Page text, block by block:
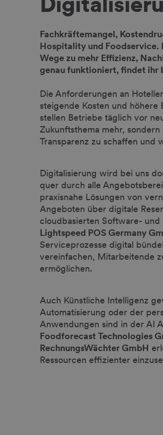
Fachkräftemangel,
Hospitality und Foodservice.
Wege zu mehr Effizienz,
genau funktioniert, findet ihr
Die Anforderungen an
steigende Kosten und
stellen Betriebe täglich vor
Zukunftsthema mehr,
Transparenz zu schaffen und
Digitalisierung wird bei uns
quer durch alle
praxisnahe Lösungen von
Angeboten über digitale
cloudbasierten Software-
Lightspeed POS Germany
Serviceprozesse digital
vereinfachen, Mitarbeitende
ermöglichen.
Auch Künstliche Intelligenz
Automatisierung oder der
Anwendungen sind in der AI
Foodforecast Technologies
RechnungsWächter GmbH
Ressourcen effizienter